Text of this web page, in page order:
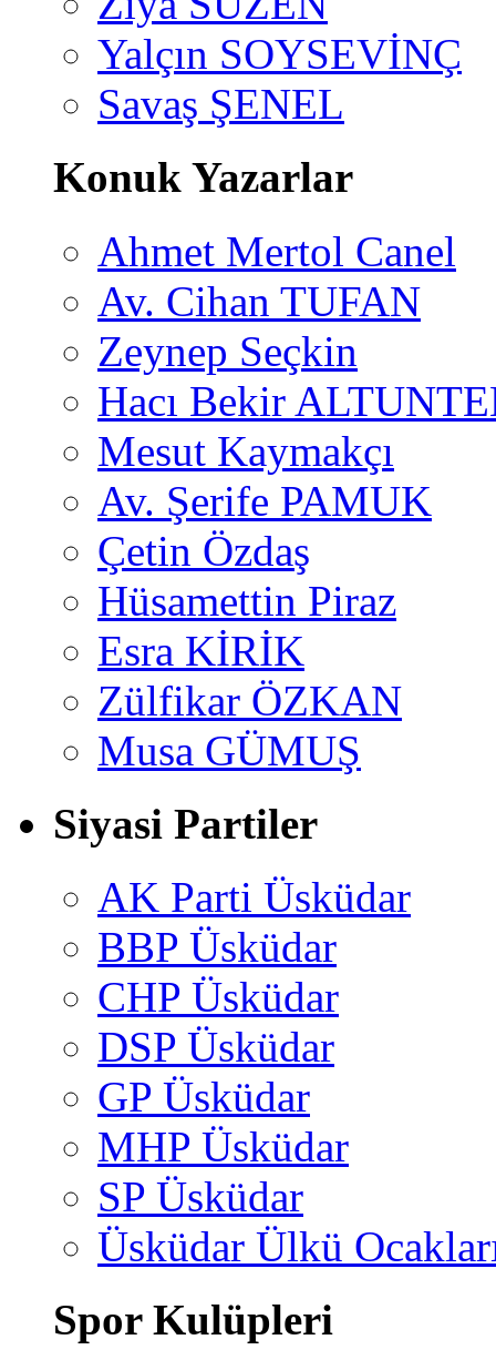
Yalçın SOYSEVİNÇ
Savaş ŞENEL
Konuk Yazarlar
Ahmet Mertol Canel
Av. Cihan TUFAN
Zeynep Seçkin
Hacı Bekir
Mesut Kaymakçı
Av. Şerife PAMUK
Çetin Özdaş
Hüsamettin Piraz
Esra KİRİK
Zülfikar ÖZKAN
Musa GÜMUŞ
Siyasi Partiler
AK Parti Üsküdar
BBP Üsküdar
CHP Üsküdar
DSP Üsküdar
GP Üsküdar
MHP Üsküdar
SP Üsküdar
Üsküdar Ülkü
Spor Kulüpleri